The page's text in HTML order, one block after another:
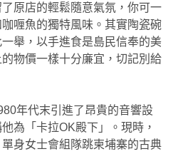
原店的輕鬆隨意氣氛，你可一
喱魚的獨特風味。其實陶瓷碗
舉，以手進食是島民信奉的美
物價一樣十分廉宜，切記別給
年代末引進了昂貴的音響設
為「卡拉OK殿下」。現時，
身女士會組隊跳柬埔寨的古典